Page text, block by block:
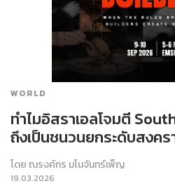
WORLD
ทำไมอิสราเอลโจมตี
ถึงเป็นชนวนยกระดับสงค
โดยณรงค์กร มโนจันทร์เพ็ญ
19.03.2026